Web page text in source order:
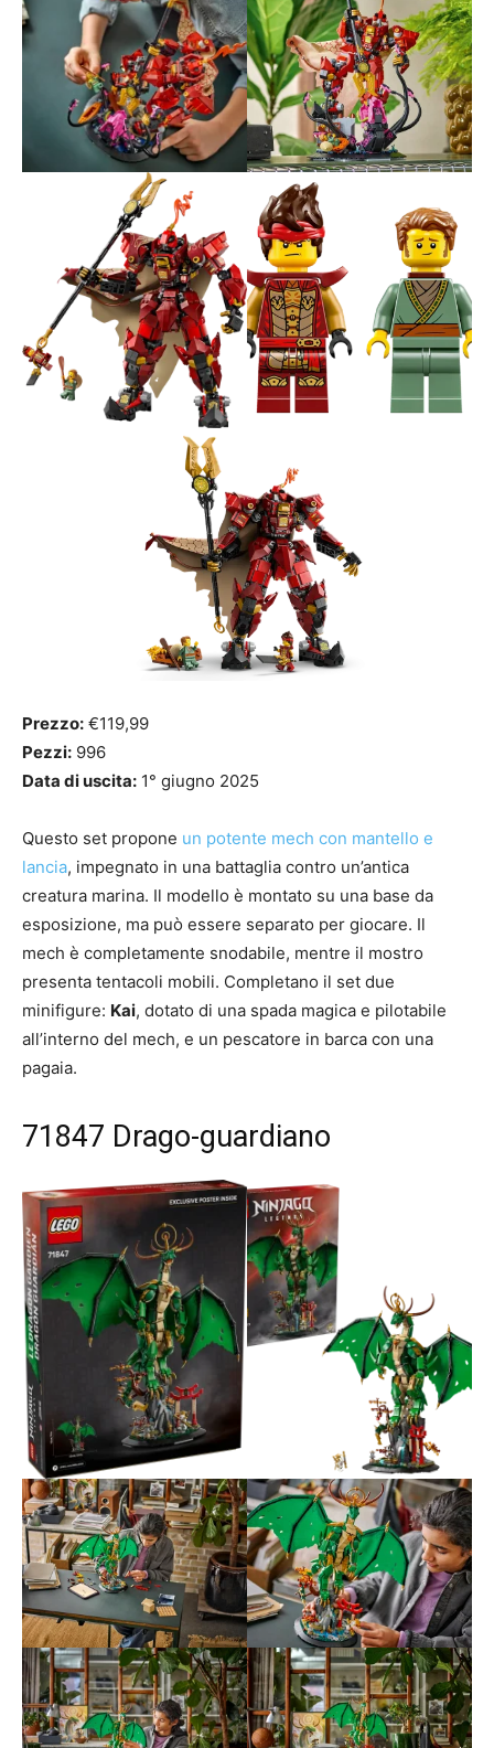
Prezzo: €119,99
Pezzi: 996
Data di uscita: 1° giugno 2025
Questo set propone un potente mech con mantello e
lancia, impegnato in una battaglia contro un’antica
creatura marina. Il modello è montato su una base da
esposizione, ma può essere separato per giocare. Il
mech è completamente snodabile, mentre il mostro
presenta tentacoli mobili. Completano il set due
minifigure: Kai, dotato di una spada magica e pilotabile
all’interno del mech, e un pescatore in barca con una
pagaia.
71847 Drago-guardiano